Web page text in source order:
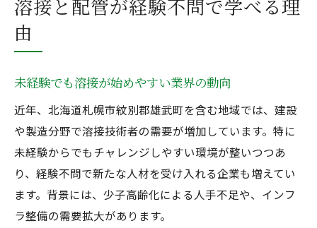
溶接と配管が経験不問で学べる理
由
未経験でも溶接が始めやすい業界の動向
近年、北海道札幌市紋別郡雄武町を含む地域では、建設
や製造分野で溶接技術者の需要が増加しています。特に
未経験からでもチャレンジしやすい環境が整いつつあ
り、経験不問で新たな人材を受け入れる企業も増えてい
ます。背景には、少子高齢化による人手不足や、インフ
ラ整備の需要拡大があります。